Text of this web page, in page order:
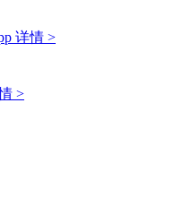
详情 >
>